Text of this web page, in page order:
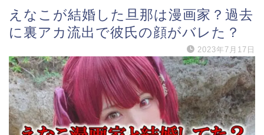
えなこが結婚した旦那は漫画家？過去
に裏アカ流出で彼氏の顔がバレた？
2023年7月17日